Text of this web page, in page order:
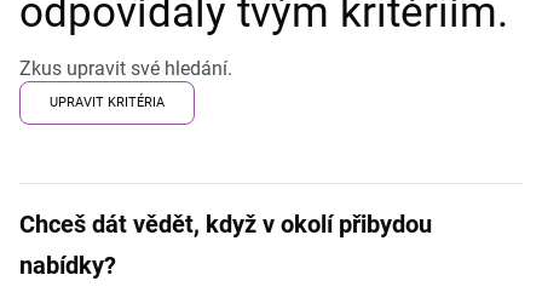
odpovídaly tvým kritériím.
Zkus upravit své hledání.
UPRAVIT KRITÉRIA
Chceš dát vědět, když v okolí přibydou
nabídky?